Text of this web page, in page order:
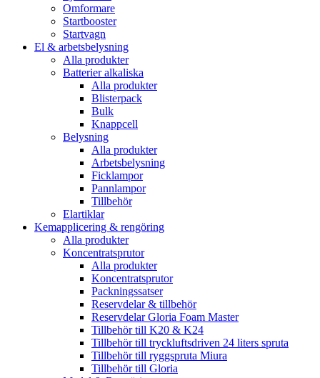
Omformare
Startbooster
Startvagn
El & arbetsbelysning
Alla produkter
Batterier alkaliska
Alla produkter
Blisterpack
Bulk
Knappcell
Belysning
Alla produkter
Arbetsbelysning
Ficklampor
Pannlampor
Tillbehör
Elartiklar
Kemapplicering & rengöring
Alla produkter
Koncentratsprutor
Alla produkter
Koncentratsprutor
Packningssatser
Reservdelar & tillbehör
Reservdelar Gloria Foam Master
Tillbehör till K20 & K24
Tillbehör till tryckluftsdriven 24 liters spruta
Tillbehör till ryggspruta Miura
Tillbehör till Gloria